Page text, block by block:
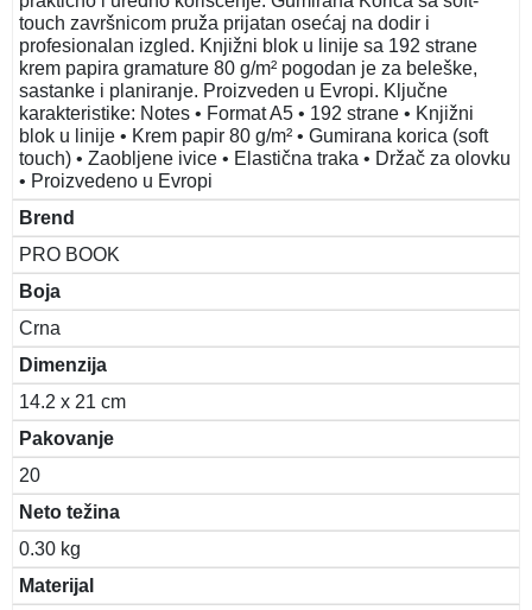
touch završnicom pruža prijatan osećaj na dodir i
profesionalan izgled. Knjižni blok u linije sa 192 strane
krem papira gramature 80 g/m² pogodan je za beleške,
sastanke i planiranje. Proizveden u Evropi. Ključne
karakteristike: Notes • Format A5 • 192 strane • Knjižni
blok u linije • Krem papir 80 g/m² • Gumirana korica (soft
touch) • Zaobljene ivice • Elastična traka • Držač za olovku
• Proizvedeno u Evropi
Brend
PRO BOOK
Boja
Crna
Dimenzija
14.2 x 21 cm
Pakovanje
20
Neto težina
0.30 kg
Materijal